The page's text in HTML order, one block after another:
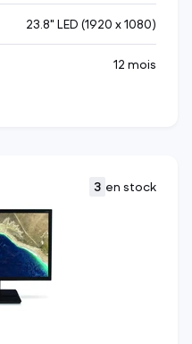
23.8" LED (1920 x 1080)
12 mois
3 en stock